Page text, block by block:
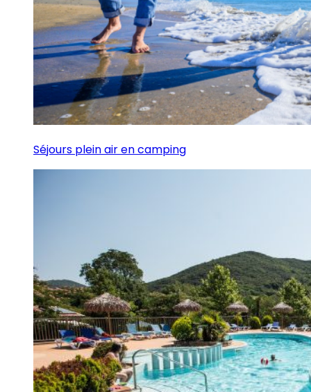
Séjours plein air en camping